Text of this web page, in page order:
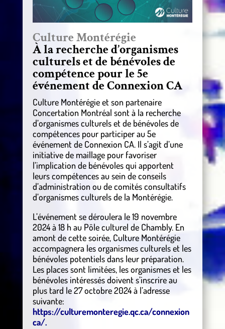
Culture Montérégie
À la recherche d’organismes
culturels et de bénévoles de
compétence pour le 5e
événement de Connexion CA
Culture Montérégie et son partenaire
Concertation Montréal sont à la recherche
d’organismes culturels et de bénévoles de
compétences pour participer au 5e
événement de Connexion CA. Il s’agit d’une
initiative de maillage pour favoriser
l’implication de bénévoles qui apportent
leurs compétences au sein de conseils
d’administration ou de comités consultatifs
d’organismes culturels de la Montérégie.
L’événement se déroulera le 19 novembre
2024 à 18 h au Pôle culturel de Chambly. En
amont de cette soirée, Culture Montérégie
accompagnera les organismes culturels et les
bénévoles potentiels dans leur préparation.
Les places sont limitées, les organismes et les
bénévoles intéressés doivent s’inscrire au
plus tard le 27 octobre 2024 à l’adresse
suivante:
https://culturemonteregie.qc.ca/connexion
ca/.